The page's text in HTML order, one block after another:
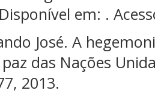
em: .
José. A
das Nações
2013.